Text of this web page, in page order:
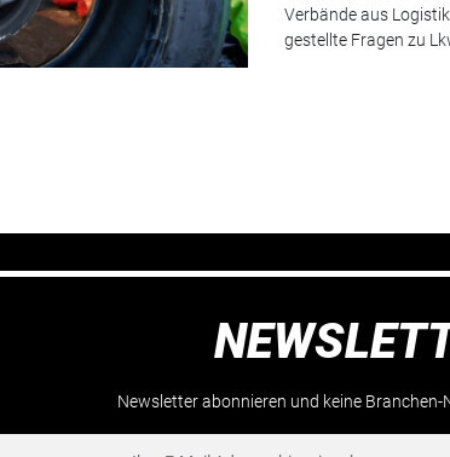
Verbände aus
gestellte Fragen zu
Newsletter abonnieren und keine Branchen-